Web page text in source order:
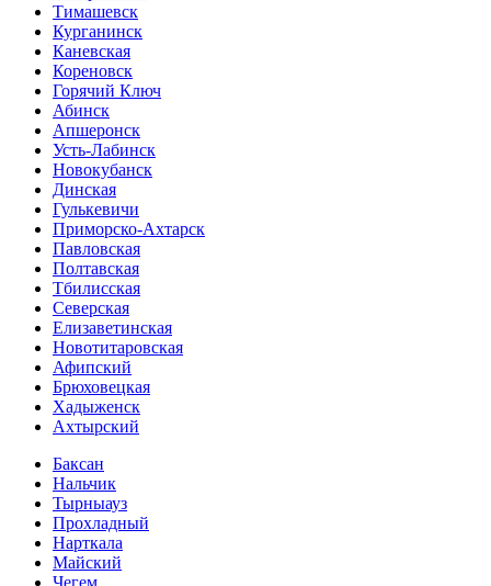
Тимашевск
Курганинск
Каневская
Кореновск
Горячий Ключ
Абинск
Апшеронск
Усть-Лабинск
Новокубанск
Динская
Гулькевичи
Приморско-Ахтарск
Павловская
Полтавская
Тбилисская
Северская
Елизаветинская
Новотитаровская
Афипский
Брюховецкая
Хадыженск
Ахтырский
Баксан
Нальчик
Тырныауз
Прохладный
Нарткала
Майский
Чегем